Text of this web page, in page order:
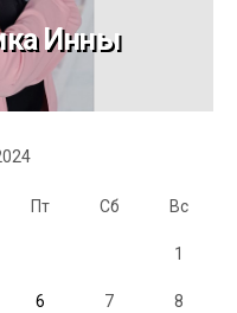
Инны
Пт Сб Вс
1
6 7 8